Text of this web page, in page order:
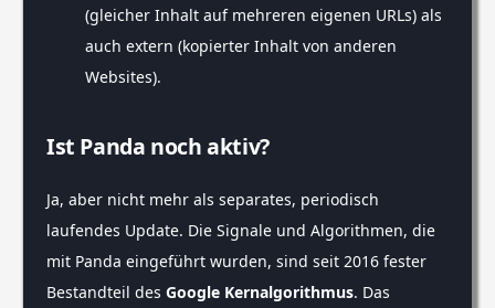
(gleicher Inhalt auf mehreren eigenen URLs) als
auch extern (kopierter Inhalt von anderen
Websites).
Ist Panda noch aktiv?
Ja, aber nicht mehr als separates, periodisch
laufendes Update. Die Signale und Algorithmen, die
mit Panda eingeführt wurden, sind seit 2016 fester
Bestandteil des Google Kernalgorithmus. Das